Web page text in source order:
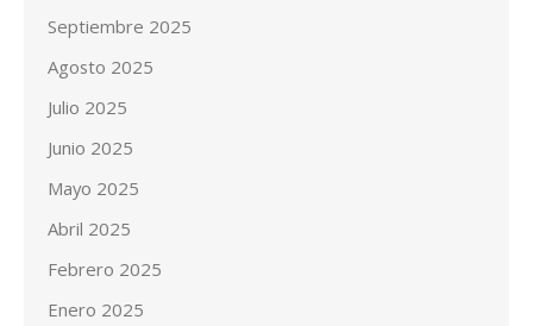
Septiembre 2025
Agosto 2025
Julio 2025
Junio 2025
Mayo 2025
Abril 2025
Febrero 2025
Enero 2025